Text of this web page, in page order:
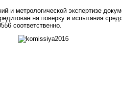
и метрологической экспертизе
на поверку и испытания
соответственно.